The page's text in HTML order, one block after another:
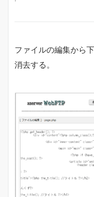
ファイルの編集から
消去する。